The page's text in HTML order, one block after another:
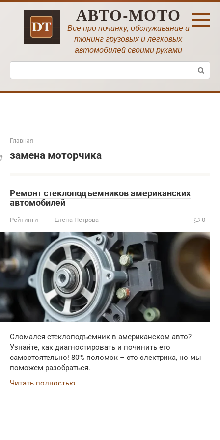
Перейти
АВТО-МОТО
Все про починку, обслуживание и
тюнинг грузовых и легковых
автомобилей своими руками
Поиск:
Главная
замена моторчика
Ремонт стеклоподъемников американских
автомобилей
Рейтинги Елена Петрова 0
Сломался стеклоподъемник в американском авто?
Узнайте, как диагностировать и починить его
самостоятельно! 80% поломок – это электрика, но мы
поможем разобраться.
Читать полностью